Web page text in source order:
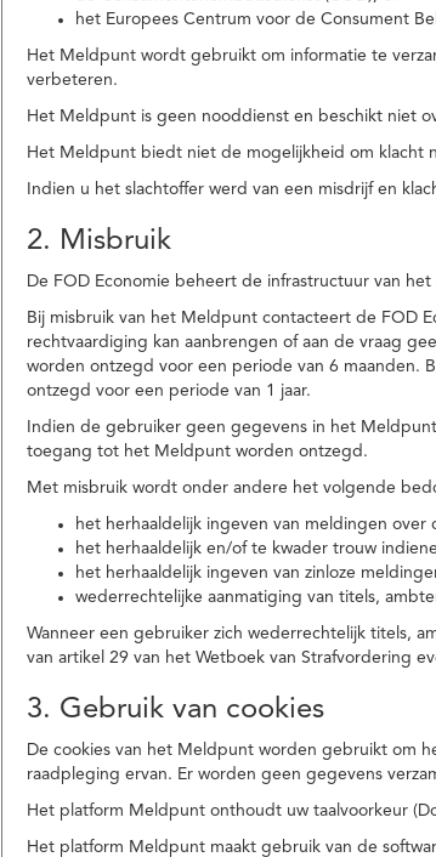
het Europees Centrum voor de Consument
Het Meldpunt wordt gebruikt om informatie te
verbeteren.
Het Meldpunt is geen nooddienst en beschikt niet
Het Meldpunt biedt niet de mogelijkheid om klacht
Indien u het slachtoffer werd van een misdrijf en
2. Misbruik
De FOD Economie beheert de infrastructuur van
Bij misbruik van het Meldpunt contacteert de FOD
rechtvaardiging kan aanbrengen of aan de vraag
worden ontzegd voor een periode van 6 maanden.
ontzegd voor een periode van 1 jaar.
Indien de gebruiker geen gegevens in het
toegang tot het Meldpunt worden ontzegd.
Met misbruik wordt onder andere het volgende
het herhaaldelijk ingeven van meldingen over
het herhaaldelijk en/of te kwader trouw
het herhaaldelijk ingeven van zinloze
wederrechtelijke aanmatiging van titels,
Wanneer een gebruiker zich wederrechtelijk titels,
van artikel 29 van het Wetboek van Strafvordering
3. Gebruik van cookies
De cookies van het Meldpunt worden gebruikt om
raadpleging ervan. Er worden geen gegevens
Het platform Meldpunt onthoudt uw taalvoorkeur
Het platform Meldpunt maakt gebruik van de